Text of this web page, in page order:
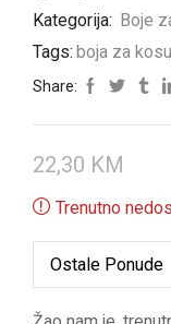
Kategorija: Boje
Tags: boja za kosu
Share:
22,30 KM
Trenutno
Ostale Ponude